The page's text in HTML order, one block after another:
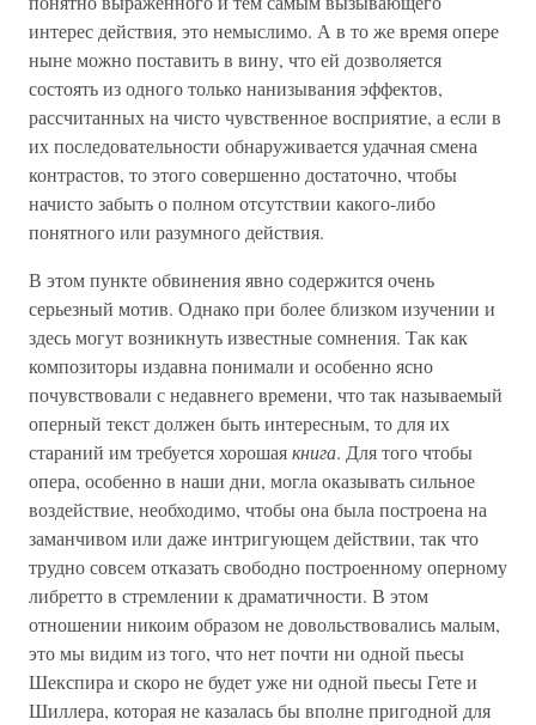
интерес действия, это немыслимо. А в то же время опере
ныне можно поставить в вину, что ей дозволяется
состоять из одного только нанизывания эффектов,
рассчитанных на чисто чувственное восприятие, а если в
их последовательности обнаруживается удачная смена
контрастов, то этого совершенно достаточно, чтобы
начисто забыть о полном отсутствии какого-либо
понятного или разумного действия.
В этом пункте обвинения явно содержится очень
серьезный мотив. Однако при более близком изучении и
здесь могут возникнуть известные сомнения. Так как
композиторы издавна понимали и особенно ясно
почувствовали с недавнего времени, что так называемый
оперный текст должен быть интересным, то для их
стараний им требуется хорошаякнига. Для того чтобы
опера, особенно в наши дни, могла оказывать сильное
воздействие, необходимо, чтобы она была построена на
заманчивом или даже интригующем действии, так что
трудно совсем отказать свободно построенному оперному
либретто в стремлении к драматичности. В этом
отношении никоим образом не довольствовались малым,
это мы видим из того, что нет почти ни одной пьесы
Шекспира и скоро не будет уже ни одной пьесы Гете и
Шиллера, которая не казалась бы вполне пригодной для